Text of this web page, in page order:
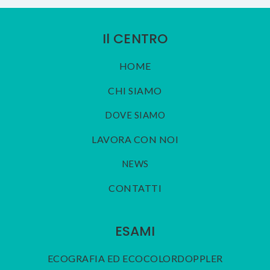
Il CENTRO
HOME
CHI SIAMO
DOVE SIAMO
LAVORA CON NOI
NEWS
CONTATTI
ESAMI
ECOGRAFIA ED ECOCOLORDOPPLER